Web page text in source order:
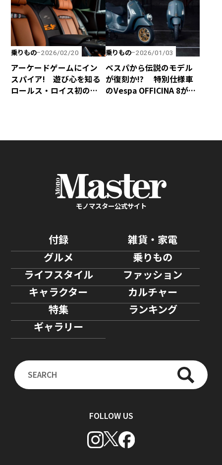
乗りもの 2026/02/20
アーケードゲームにイン
スパイア! 遊び心を知る
ロールス・ロイス初のビ
乗りもの 2026/01/03
ベスパから伝説のモデル
が復刻か!? 特別仕様車
のVespa OFFICINA 8が誕
モノマスター公式サイト
付録
雑貨・家電
グルメ
乗りもの
ライフスタイル
ファッション
キャラクター
カルチャー
特集
ランキング
ギャラリー
FOLLOW US